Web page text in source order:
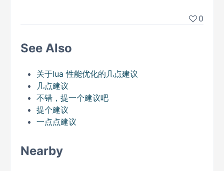
0
See Also
关于lua 性能优化的几点建议
几点建议
不错，提一个建议吧
提个建议
一点点建议
Nearby